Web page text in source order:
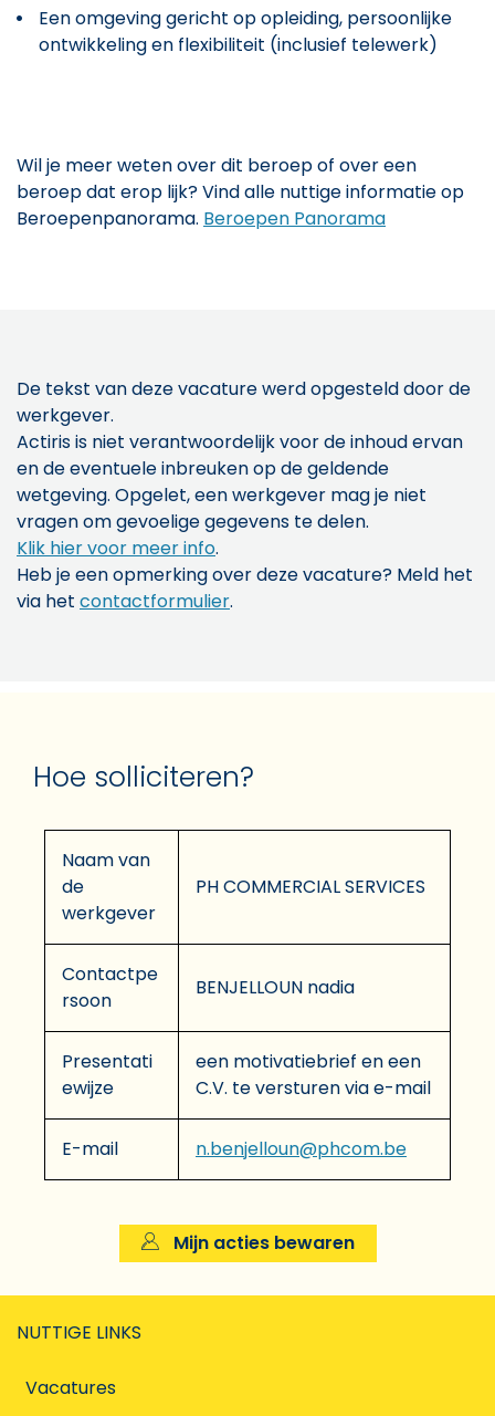
Een omgeving gericht op opleiding, persoonlijke
ontwikkeling en flexibiliteit (inclusief telewerk)
Wil je meer weten over dit beroep of over een
beroep dat erop lijk? Vind alle nuttige informatie op
Beroepenpanorama. Beroepen Panorama
De tekst van deze vacature werd opgesteld door de
werkgever.
Actiris is niet verantwoordelijk voor de inhoud ervan
en de eventuele inbreuken op de geldende
wetgeving. Opgelet, een werkgever mag je niet
vragen om gevoelige gegevens te delen.
Klik hier voor meer info.
Heb je een opmerking over deze vacature? Meld het
via het contactformulier.
Hoe solliciteren?
Naam van
de
werkgever
PH COMMERCIAL SERVICES
Contactpe
rsoon
BENJELLOUN nadia
Presentati
ewijze
een motivatiebrief en een
C.V. te versturen via e-mail
E-mail n.benjelloun@phcom.be
Mijn acties bewaren
NUTTIGE LINKS
Vacatures